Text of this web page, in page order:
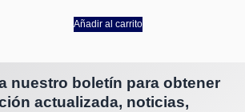
Añadir al carrito
nuestro boletín para obtener
actualizada, noticias,